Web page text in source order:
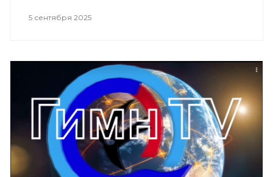
5 сентября 2025